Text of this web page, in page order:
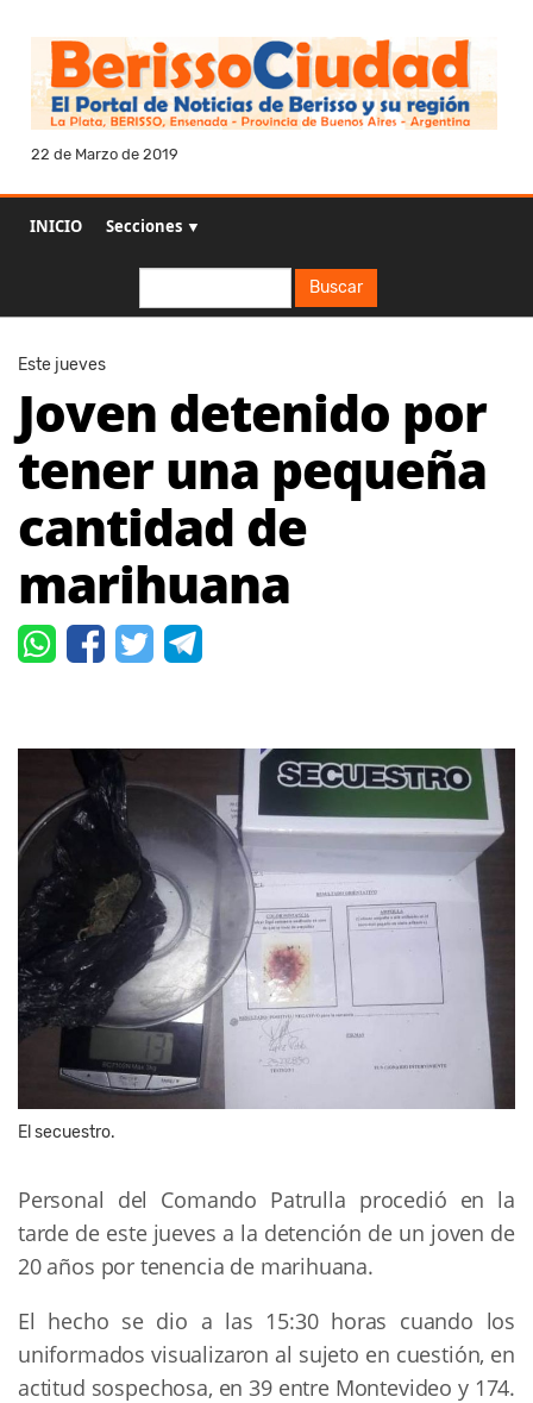
22 de Marzo de 2019
INICIO Secciones ▼
Buscar
Este jueves
Joven detenido por
tener una pequeña
cantidad de
marihuana
El secuestro.
Personal del Comando Patrulla procedió en la
tarde de este jueves a la detención de un joven de
20 años por tenencia de marihuana.
El hecho se dio a las 15:30 horas cuando los
uniformados visualizaron al sujeto en cuestión, en
actitud sospechosa, en 39 entre Montevideo y 174.